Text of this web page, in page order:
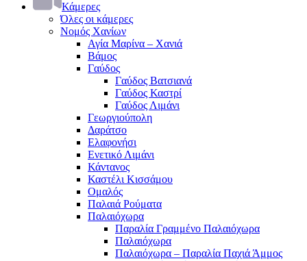
Κάμερες
Όλες οι κάμερες
Νομός Χανίων
Αγία Μαρίνα – Χανιά
Βάμος
Γαύδος
Γαύδος Βατσιανά
Γαύδος Καστρί
Γαύδος Λιμάνι
Γεωργιούπολη
Δαράτσο
Ελαφονήσι
Ενετικό Λιμάνι
Κάντανος
Καστέλι Κισσάμου
Ομαλός
Παλαιά Ρούματα
Παλαιόχωρα
Παραλία Γραμμένο Παλαιόχωρα
Παλαιόχωρα
Παλαιόχωρα – Παραλία Παχιά Άμμος